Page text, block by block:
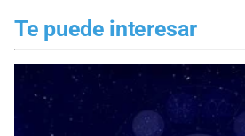
Te puede interesar